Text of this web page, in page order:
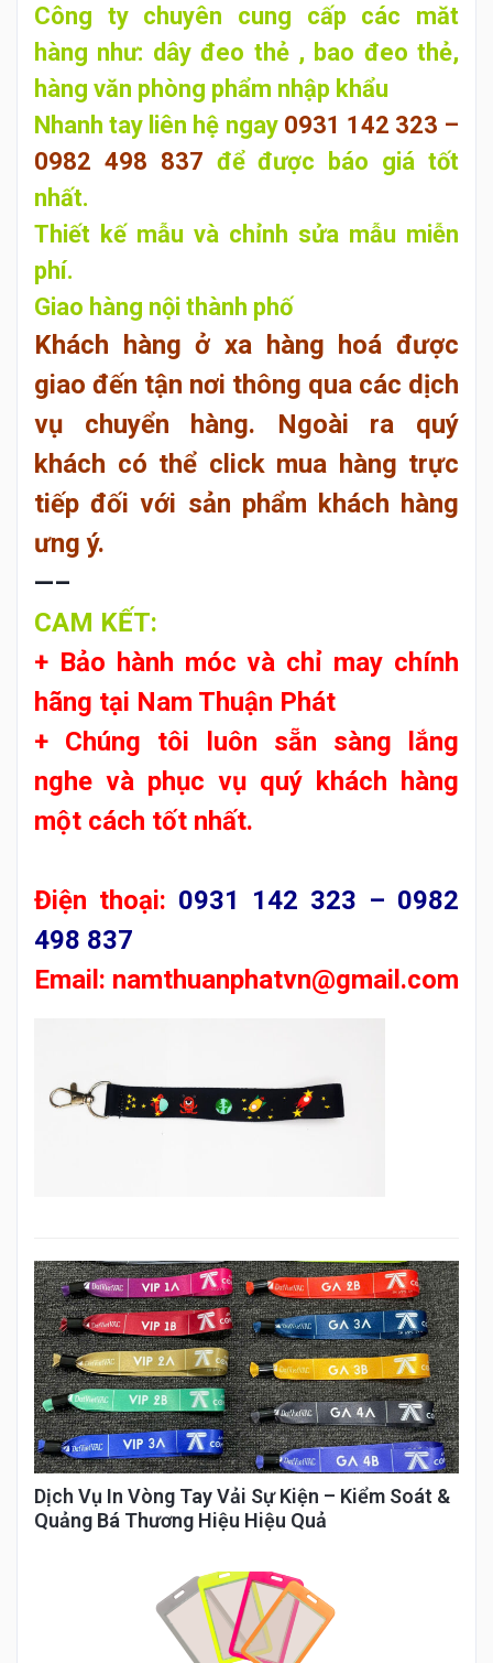
Công ty chuyên cung cấp các măt
hàng như: dây đeo thẻ , bao đeo thẻ,
hàng văn phòng phẩm nhập khẩu
Nhanh tay liên hệ ngay 0931 142 323 –
0982 498 837 đểđược báo giá tốt
nhất.
Thiết kế mẫu và chỉnh sửa mẫu miễn
phí.
Giao hàng nội thành phố
Khách hàng ở xa hàng hoá được
giao đến tận nơi thông qua các dịch
vụ chuyển hàng. Ngoài ra quý
khách có thể click mua hàng trực
tiếp đối với sản phẩm khách hàng
ưng ý.
—–
CAM KẾT:
+ Bảo hành móc và chỉ may chính
hãng tại Nam Thuận Phát
+ Chúng tôi luôn sẵn sàng lắng
nghe và phục vụ quý khách hàng
một cách tốt nhất.
Điện thoại: 0931 142 323 – 0982
498 837
Email: namthuanphatvn@gmail.com
Dịch Vụ In Vòng Tay Vải Sự Kiện – Kiểm Soát &
Quảng Bá Thương Hiệu Hiệu Quả